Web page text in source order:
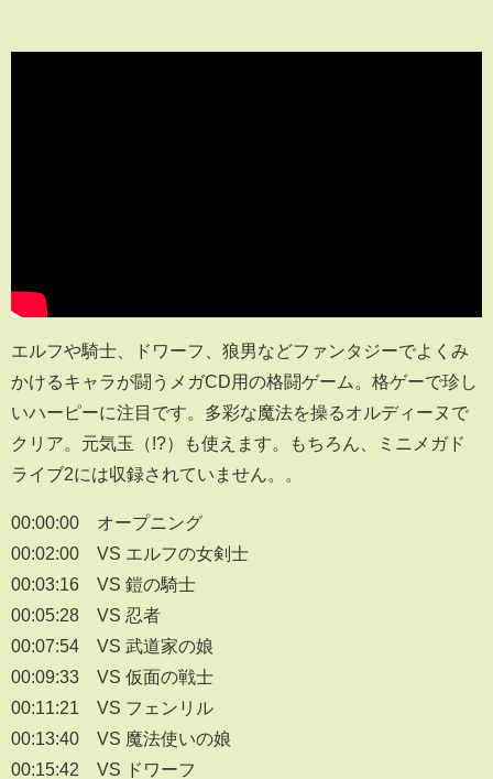
エルフや騎士、ドワーフ、狼男などファンタジーでよくみ
かけるキャラが闘うメガCD用の格闘ゲーム。格ゲーで珍し
いハーピーに注目です。多彩な魔法を操るオルディーヌで
クリア。元気玉（!?）も使えます。もちろん、ミニメガド
ライブ2には収録されていません。。
00:00:00 オープニング
00:02:00 VS エルフの女剣士
00:03:16 VS 鎧の騎士
00:05:28 VS 忍者
00:07:54 VS 武道家の娘
00:09:33 VS 仮面の戦士
00:11:21 VS フェンリル
00:13:40 VS 魔法使いの娘
00:15:42 VS ドワーフ